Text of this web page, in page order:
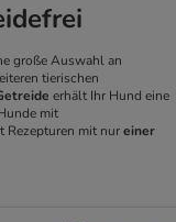
große Auswahl an
tierischen
erhält Ihr Hund eine
mit
Rezepturen mit nureiner